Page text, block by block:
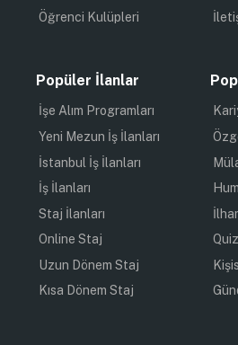
Öğrenci Kulüpleri
Popüler İlanlar
İşe Alım Programları
Yeni Mezun İş İlanları
İstanbul İş İlanları
İş İlanları
Staj İlanları
Online Staj
Uzun Dönem Staj
Kısa Dönem Staj
Quiz